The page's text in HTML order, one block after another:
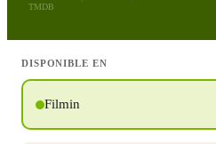
TMDB
DISPONIBLE EN
Filmin